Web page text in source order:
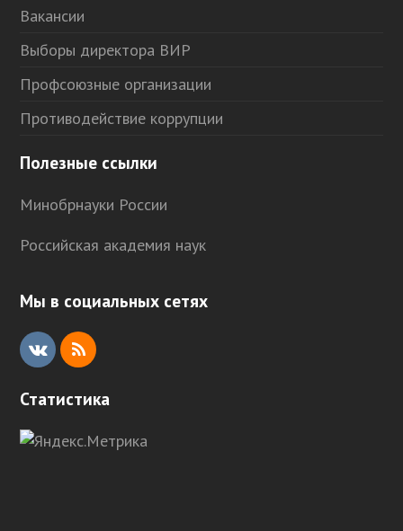
Вакансии
Выборы директора ВИР
Профсоюзные организации
Противодействие коррупции
Полезные ссылки
Минобрнауки России
Российская академия наук
Мы в социальных сетях
V
R
Статистика